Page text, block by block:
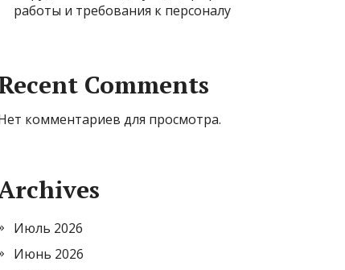
работы и требования к персоналу
Comments
комментариев для просмотра.
Июль 2026
Июнь 2026